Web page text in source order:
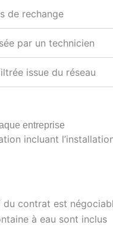
de rechange
par un technicien
issue du réseau
entreprise
incluant
contrat est
à eau sont inclus